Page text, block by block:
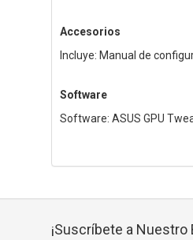
Accesorios
Incluye: Manual de
Software
Software: ASUS GPU
¡Suscríbete a Nuestro